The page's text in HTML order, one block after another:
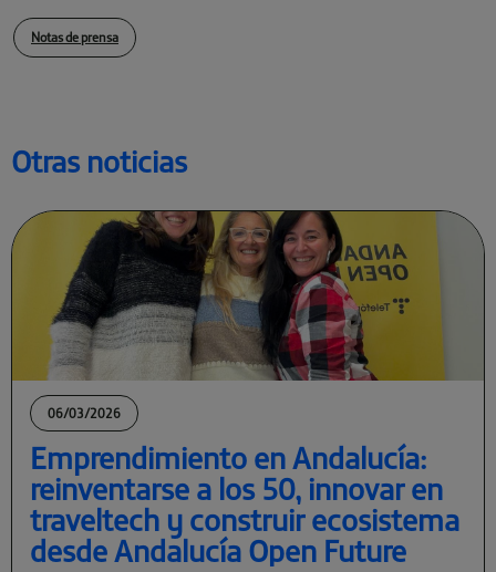
Otras noticias
06/03/2026
Emprendimiento en Andalucía:
reinventarse a los 50, innovar en
traveltech y construir ecosistema
desde Andalucía Open Future
Notas de prensa